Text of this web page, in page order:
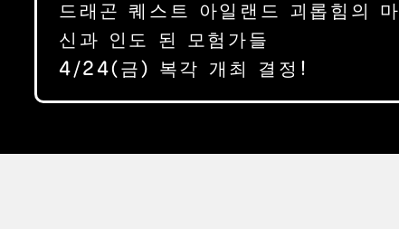
드래곤 퀘스트 아일랜드 괴롭힘의 마
신과 인도 된 모험가들
4/24(금) 복각 개최 결정!